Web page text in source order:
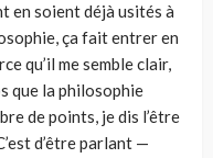
en soient déjà usités à
ça fait entrer en
qu’il me semble clair,
que la philosophie
de points, je dis l’être
d’être parlant —